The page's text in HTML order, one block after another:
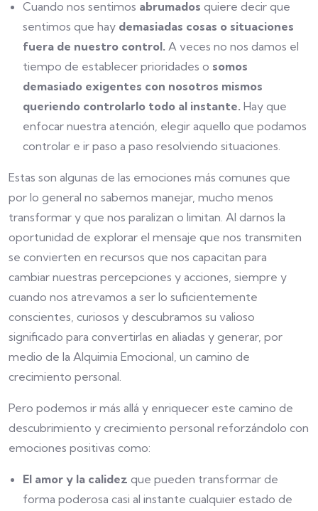
Cuando nos sentimos abrumados quiere decir que
sentimos que hay demasiadas cosas o situaciones
fuera de nuestro control. A veces no nos damos el
tiempo de establecer prioridades o somos
demasiado exigentes con nosotros mismos
queriendo controlarlo todo al instante. Hay que
enfocar nuestra atención, elegir aquello que podamos
controlar e ir paso a paso resolviendo situaciones.
Estas son algunas de las emociones más comunes que
por lo general no sabemos manejar, mucho menos
transformar y que nos paralizan o limitan. Al darnos la
oportunidad de explorar el mensaje que nos transmiten
se convierten en recursos que nos capacitan para
cambiar nuestras percepciones y acciones, siempre y
cuando nos atrevamos a ser lo suficientemente
conscientes, curiosos y descubramos su valioso
significado para convertirlas en aliadas y generar, por
medio de la Alquimia Emocional, un camino de
crecimiento personal.
Pero podemos ir más allá y enriquecer este camino de
descubrimiento y crecimiento personal reforzándolo con
emociones positivas como:
El amor y la calidez que pueden transformar de
forma poderosa casi al instante cualquier estado de